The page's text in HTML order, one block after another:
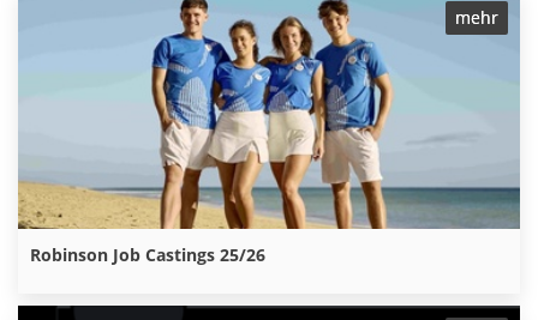
mehr
Robinson Job Castings 25/26